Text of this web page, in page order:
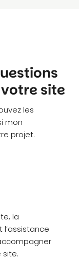
site
les
mon
projet.
la